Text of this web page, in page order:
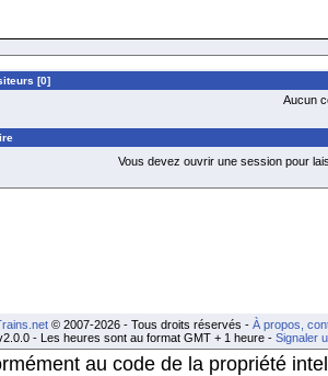
[0]
Aucun
Vous devez ouvrir une session pour
© 2007-2026 - Tous droits réservés - À propos,
- Les heures sont au format GMT + 1 heure - Signaler
au code de la propriété